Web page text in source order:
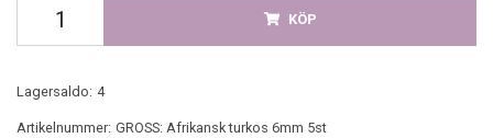
KÖP
Lagersaldo: 4
Artikelnummer: GROSS: Afrikansk turkos 6mm 5st